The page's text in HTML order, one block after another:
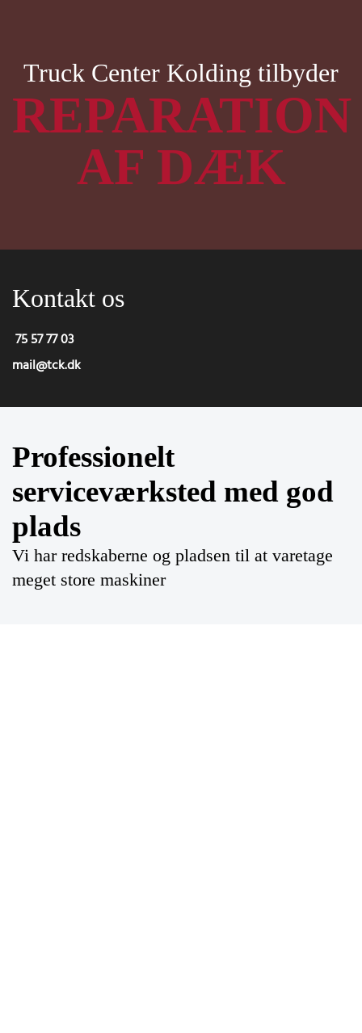
Truck Center Kolding tilbyder
REPARATION
AF DÆK
Kontakt os
75 57 77 03
mail@tck.dk
Professionelt
serviceværksted med god
plads
Vi har redskaberne og pladsen til at varetage
meget store maskiner